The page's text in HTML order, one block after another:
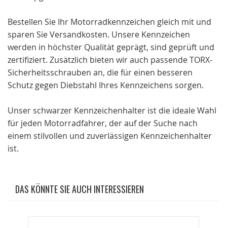
Bestellen Sie Ihr Motorradkennzeichen gleich mit und
sparen Sie Versandkosten. Unsere Kennzeichen
werden in höchster Qualität geprägt, sind geprüft und
zertifiziert. Zusätzlich bieten wir auch passende TORX-
Sicherheitsschrauben an, die für einen besseren
Schutz gegen Diebstahl Ihres Kennzeichens sorgen.
Unser schwarzer Kennzeichenhalter ist die ideale Wahl
für jeden Motorradfahrer, der auf der Suche nach
einem stilvollen und zuverlässigen Kennzeichenhalter
ist.
DAS KÖNNTE SIE AUCH INTERESSIEREN